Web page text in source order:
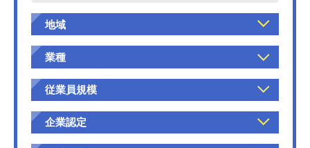
地域
業種
従業員規模
企業認定